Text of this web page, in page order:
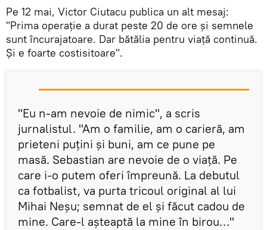
Pe 12 mai, Victor Ciutacu publica un alt mesaj:
"Prima operație a durat peste 20 de ore și semnele
sunt încurajatoare. Dar bătălia pentru viață continuă.
Și e foarte costisitoare".
"Eu n-am nevoie de nimic", a scris
jurnalistul. "Am o familie, am o carieră, am
prieteni puțini și buni, am ce pune pe
masă. Sebastian are nevoie de o viață. Pe
care i-o putem oferi împreună. La debutul
ca fotbalist, va purta tricoul original al lui
Mihai Neșu; semnat de el și făcut cadou de
mine. Care-l așteaptă la mine în birou…"